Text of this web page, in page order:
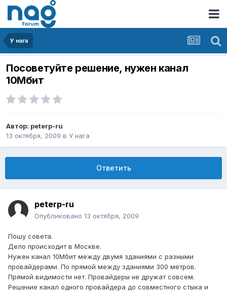
У нага
Посоветуйте решение, нужен канал
10Мбит
Автор: peterp-ru
13 октября, 2009 в У нага
Ответить
peterp-ru
Опубликовано 13 октября, 2009
Пошу совета.
Дело происходит в Москве.
Нужен канал 10Мбит между двумя зданиями с разными
провайдерами. По прямой между зданиями 300 метров.
Прямой видимости нет. Провайдеры не дружат совсем.
Решение канал одного провайдера до совместного стыка и